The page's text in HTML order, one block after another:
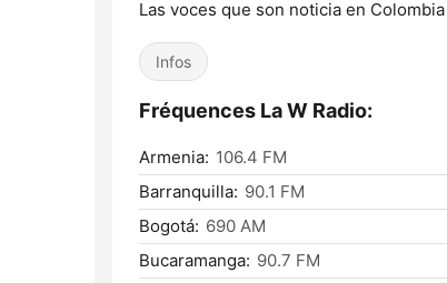
Las voces que son noticia en
Infos
Fréquences La W Radio:
Armenia: 106.4 FM
Barranquilla: 90.1 FM
Bogotá: 690 AM
Bucaramanga: 90.7 FM